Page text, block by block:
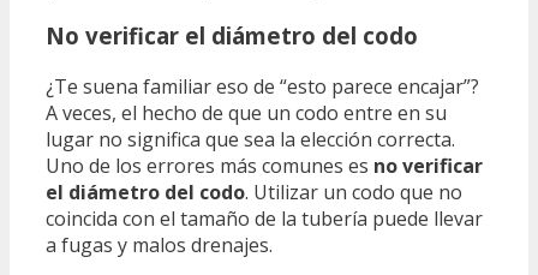
No verificar el diámetro del codo
¿Te suena familiar eso de “esto parece encajar”?
A veces, el hecho de que un codo entre en su
lugar no significa que sea la elección correcta.
Uno de los errores más comunes es no verificar
el diámetro del codo. Utilizar un codo que no
coincida con el tamaño de la tubería puede llevar
a fugas y malos drenajes.